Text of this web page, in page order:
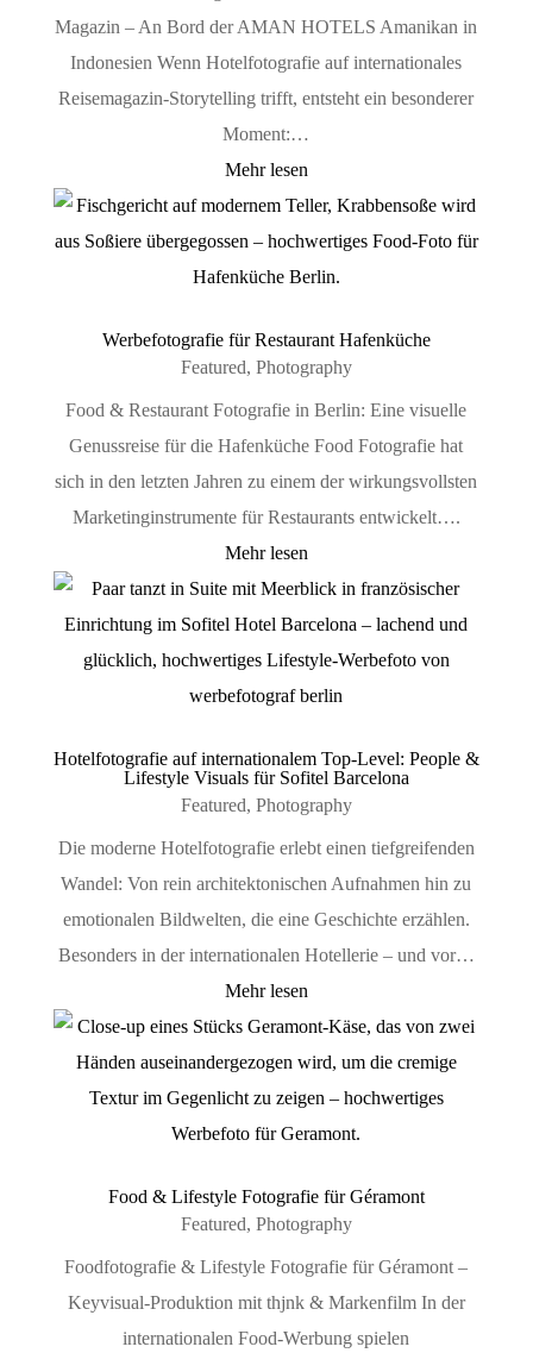
Magazin – An Bord der AMAN HOTELS Amanikan in
Indonesien Wenn Hotelfotografie auf internationales
Reisemagazin-Storytelling trifft, entsteht ein besonderer
Moment:…
Mehr lesen
Werbefotografie für Restaurant Hafenküche
Featured, Photography
Food & Restaurant Fotografie in Berlin: Eine visuelle
Genussreise für die Hafenküche Food Fotografie hat
sich in den letzten Jahren zu einem der wirkungsvollsten
Marketinginstrumente für Restaurants entwickelt….
Mehr lesen
Hotelfotografie auf internationalem Top-Level: People &
Lifestyle Visuals für Sofitel Barcelona
Featured, Photography
Die moderne Hotelfotografie erlebt einen tiefgreifenden
Wandel: Von rein architektonischen Aufnahmen hin zu
emotionalen Bildwelten, die eine Geschichte erzählen.
Besonders in der internationalen Hotellerie – und vor…
Mehr lesen
Food & Lifestyle Fotografie für Géramont
Featured, Photography
Foodfotografie & Lifestyle Fotografie für Géramont –
Keyvisual-Produktion mit thjnk & Markenfilm In der
internationalen Food-Werbung spielen